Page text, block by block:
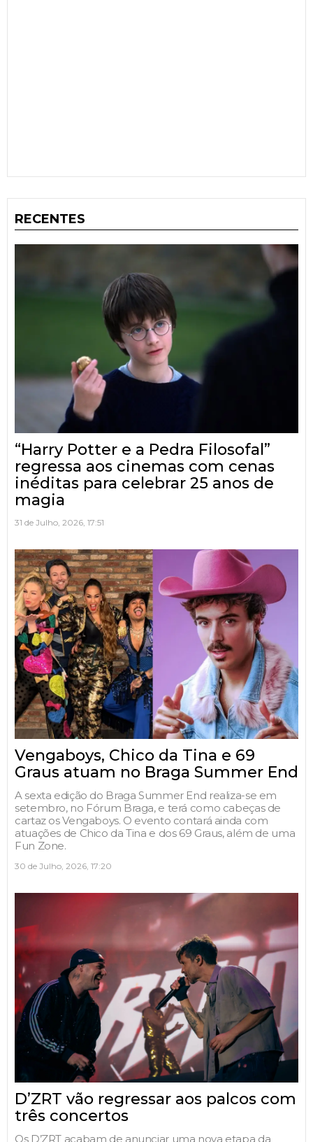
RECENTES
“Harry Potter e a Pedra Filosofal”
regressa aos cinemas com cenas
inéditas para celebrar 25 anos de
magia
31 de Julho, 2026, 17:51
Vengaboys, Chico da Tina e 69
Graus atuam no Braga Summer End
A sexta edição do Braga Summer End realiza-se em
setembro, no Fórum Braga, e terá como cabeças de
cartaz os Vengaboys. O evento contará ainda com
atuações de Chico da Tina e dos 69 Graus, além de uma
Fun Zone.
30 de Julho, 2026, 17:20
D’ZRT vão regressar aos palcos com
três concertos
Os D’ZRT acabam de anunciar uma nova etapa da